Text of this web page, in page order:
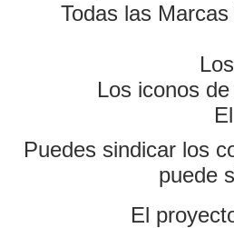
Todas las
Los iconos
Puedes sindicar los
puede
El